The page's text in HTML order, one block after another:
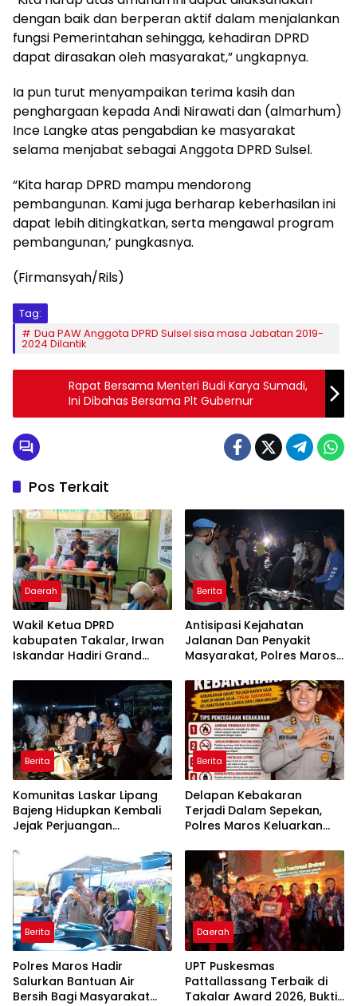
dengan baik dan berperan aktif dalam menjalankan
fungsi Pemerintahan sehingga, kehadiran DPRD
dapat dirasakan oleh masyarakat,” ungkapnya.
Ia pun turut menyampaikan terima kasih dan
penghargaan kepada Andi Nirawati dan (almarhum)
Ince Langke atas pengabdian ke masyarakat
selama menjabat sebagai Anggota DPRD Sulsel.
“Kita harap DPRD mampu mendorong
pembangunan. Kami juga berharap keberhasilan ini
dapat lebih ditingkatkan, serta mengawal program
pembangunan,’ pungkasnya.
(Firmansyah/Rils)
Tag:
Dua PAW Anggota DPRD Sulsel sisa masa Jabatan 2019-
2024 Dilantik
Rapat Bersama Menteri Budi Karya Sumadi,
Ini Dibahas Bersama Plt Gubernur
Pos Terkait
Daerah
Wakil Ketua DPRD
kabupaten Takalar, Irwan
Iskandar Hadiri Grand
Pertama di Takalar,
Melayani Terapis Gratis
untuk Pasien Dhuafa dan
umum.
Berita
Antisipasi Kejahatan
Jalanan Dan Penyakit
Masyarakat, Polres Maros
Kondusif
Berita
Komunitas Laskar Lipang
Bajeng Hidupkan Kembali
Jejak Perjuangan
Wabup Takalar: Apresiasi
Bahwa Sejarah Adalah
Warisan yang Tak Ternilai”.
Berita
Delapan Kebakaran
Terjadi Dalam Sepekan,
Polres Maros Keluarkan
Masyarakat
Berita
Polres Maros Hadir
Salurkan Bantuan Air
Bersih Bagi Masyarakat
Daerah
UPT Puskesmas
Pattallassang Terbaik di
Takalar Award 2026, Bukti